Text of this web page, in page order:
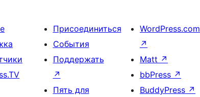
Присоединиться
События
Поддержать
↗
Пять для
WordPress.com
↗
Matt ↗
bbPress ↗
BuddyPress ↗